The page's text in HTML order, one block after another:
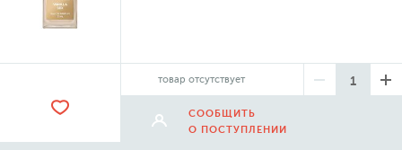
товар отсутствует
СООБЩИТЬ
О ПОСТУПЛЕНИИ